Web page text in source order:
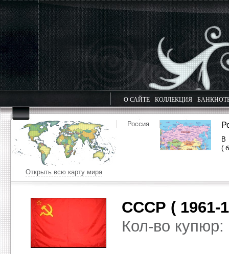
О САЙТЕ КОЛЛЕКЦИЯ
Открыть всю карту мира
Россия
(
СССР ( 1961-
Кол-во купюр: